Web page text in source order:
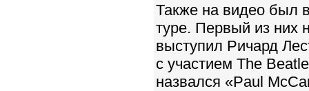
Также на видео был
туре. Первый из них
выступил Ричард
с участием The
назвался «Paul